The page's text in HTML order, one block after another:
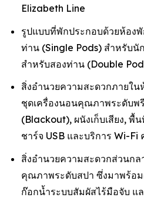
Elizabeth Line
รูปแบบที่พักประกอบด้วยห้อง
ท่าน (Single Pods) สำหรับนั
สำหรับสองท่าน (Double
สิ่งอำนวยความสะดวกภายใ
ชุดเครื่องนอนคุณภาพระดับพ
(Blackout), ผนังเก็บเสียง, พื้
ชาร์จ USB และบริการ Wi-Fi
สิ่งอำนวยความสะดวกส่วนกล
คุณภาพระดับสปา ซึ่งมาพร้อม
ก๊อกน้ำระบบสัมผัสไร้มือจับ